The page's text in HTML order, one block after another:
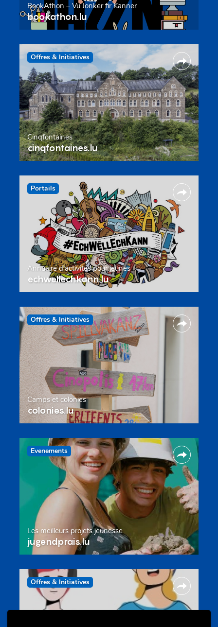
BookAthon – Vu Jonker fir Kanner
bookathon.lu
Offres & Initiatives
Cinqfontaines
cinqfontaines.lu
Portails
Annuaire d’activités pour jeunes
echwellechkann.lu
Offres & Initiatives
Camps et colonies
colonies.lu
Evenements
Les meilleurs projets jeunesse
jugendprais.lu
Offres & Initiatives